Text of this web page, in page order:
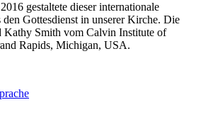
gestaltete dieser internationale
den Gottesdienst in unserer Kirche. Die
Kathy Smith vom Calvin Institute of
Rapids, Michigan, USA.